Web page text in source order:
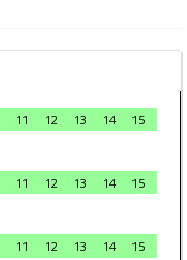
11 12 13 14
15
11 12 13 14
15
11 12 13 14
15